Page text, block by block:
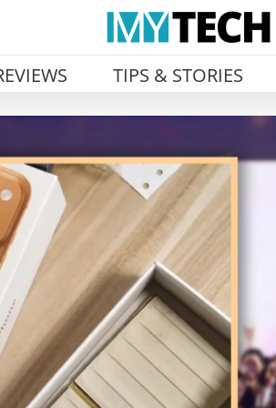
TIPS & STORIES